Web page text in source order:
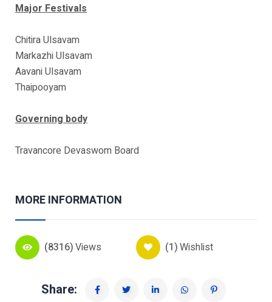
Major Festivals
Chitira Ulsavam
Markazhi Ulsavam
Aavani Ulsavam
Thaipooyam
Governing body
Travancore Devaswom Board
MORE INFORMATION
(8316)Views (1)Wishlist
Share: